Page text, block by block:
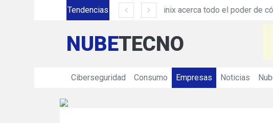
Tendencias
NUBETECNO
Ciberseguridad Consumo Empresas Noticias